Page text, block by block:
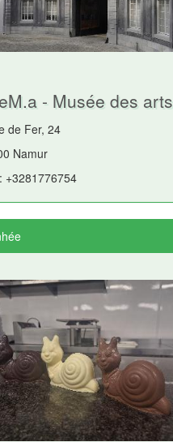
- Musée des
de Fer, 24
Namur
+3281776754